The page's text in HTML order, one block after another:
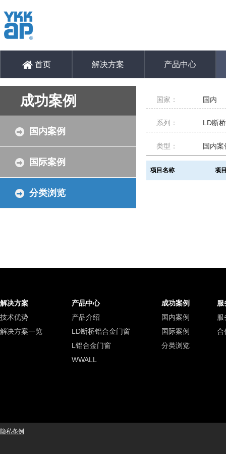
首页 解决方案 产品中心
成功案例
国内案例
国际案例
分类浏览
国家： 国内
系列： LD断
类型： 国内案
项目名称 项
解决方案 产品中心 成功案例
服
技术优势
产品介绍 国内案例
服
解决方案一览
LD断桥铝合金门窗 国际案例
合
L铝合金门窗
分类浏览
WWALL
隐私条例